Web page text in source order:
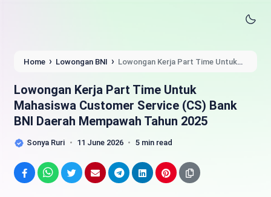
Home › Lowongan BNI › Lowongan Kerja Part Time Untuk
Mempawah Tahun 2025
Lowongan Kerja Part Time Untuk
Mahasiswa Customer Service (CS) Bank
BNI Daerah Mempawah Tahun 2025
Sonya Ruri 11 June 2026 5 min read